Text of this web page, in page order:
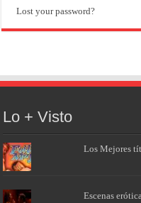
Lost your password?
Lo + Visto
Los Mejores
Escenas